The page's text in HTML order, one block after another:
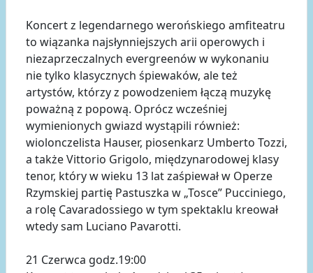
Koncert z legendarnego werońskiego amfiteatru
to wiązanka najsłynniejszych arii operowych i
niezaprzeczalnych evergreenów w wykonaniu
nie tylko klasycznych śpiewaków, ale też
artystów, którzy z powodzeniem łączą muzykę
poważną z popową. Oprócz wcześniej
wymienionych gwiazd wystąpili również:
wiolonczelista Hauser, piosenkarz Umberto Tozzi,
a także Vittorio Grigolo, międzynarodowej klasy
tenor, który w wieku 13 lat zaśpiewał w Operze
Rzymskiej partię Pastuszka w „Tosce” Pucciniego,
a rolę Cavaradossiego w tym spektaklu kreował
wtedy sam Luciano Pavarotti.
21 Czerwca godz.19:00